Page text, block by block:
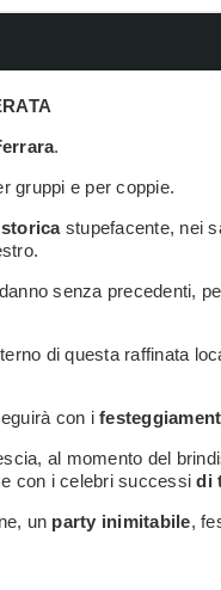
.
gruppi e per coppie.
stupefacente, nei
senza precedenti,
di questa raffinata
con i
al momento del
con i celebri successidi
un party inimitabile,